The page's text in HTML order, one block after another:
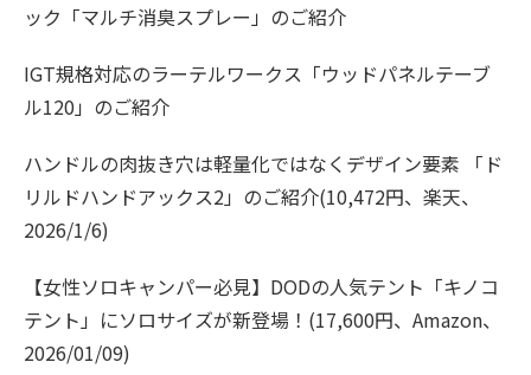
ック「マルチ消臭スプレー」のご紹介
IGT規格対応のラーテルワークス「ウッドパネルテーブ
ル120」のご紹介
ハンドルの肉抜き穴は軽量化ではなくデザイン要素 「ド
リルドハンドアックス2」のご紹介(10,472円、楽天、
2026/1/6)
【女性ソロキャンパー必見】DODの人気テント「キノコ
テント」にソロサイズが新登場！(17,600円、Amazon、
2026/01/09)